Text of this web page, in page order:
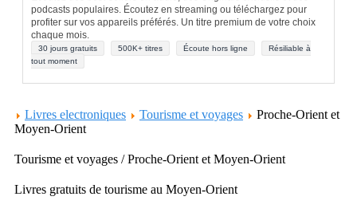
podcasts populaires. Écoutez en streaming ou téléchargez pour
profiter sur vos appareils préférés. Un titre premium de votre choix
chaque mois.
30 jours gratuits 500K+ titres Écoute hors ligne
Résiliable à
tout moment
Livres electroniques Tourisme et voyages
Proche-Orient et
Moyen-Orient
Tourisme et voyages / Proche-Orient et Moyen-Orient
Livres gratuits de tourisme au Moyen-Orient